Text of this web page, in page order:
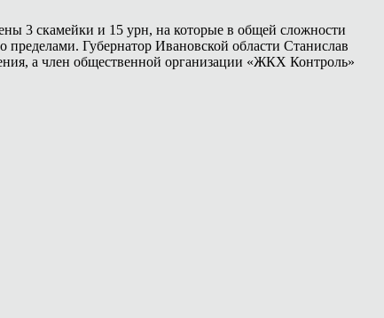
3 скамейки и 15 урн, на которые в общей сложности
пределами. Губернатор Ивановской области Станислав
а член общественной организации «ЖКХ Контроль»